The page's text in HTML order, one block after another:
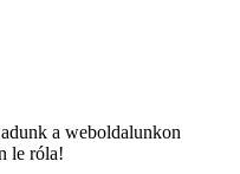
adunk a weboldalunkon
le róla!